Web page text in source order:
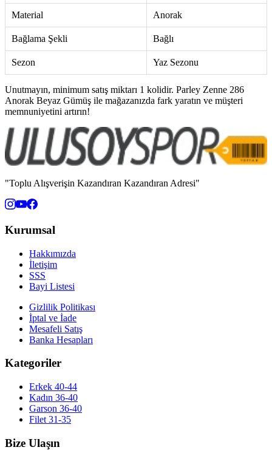
Material Anorak
Bağlama Şekli Bağlı
Sezon Yaz Sezonu
Unutmayın, minimum satış miktarı 1 kolidir. Parley Zenne 286
Anorak Beyaz Gümüş ile mağazanızda fark yaratın ve müşteri
memnuniyetini artırın!
"Toplu Alışverişin Kazandıran Kazandıran Adresi"
Kurumsal
Hakkımızda
İletişim
SSS
Bayi Listesi
Gizlilik Politikası
İptal ve İade
Mesafeli Satış
Banka Hesapları
Kategoriler
Erkek 40-44
Kadın 36-40
Garson 36-40
Filet 31-35
Bize Ulaşın